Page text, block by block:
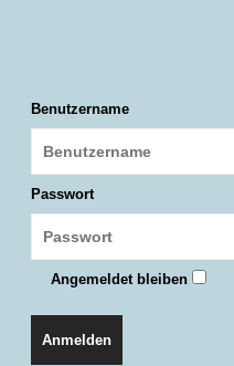
Benutzername
Passwort
Angemeldet bleiben
Anmelden